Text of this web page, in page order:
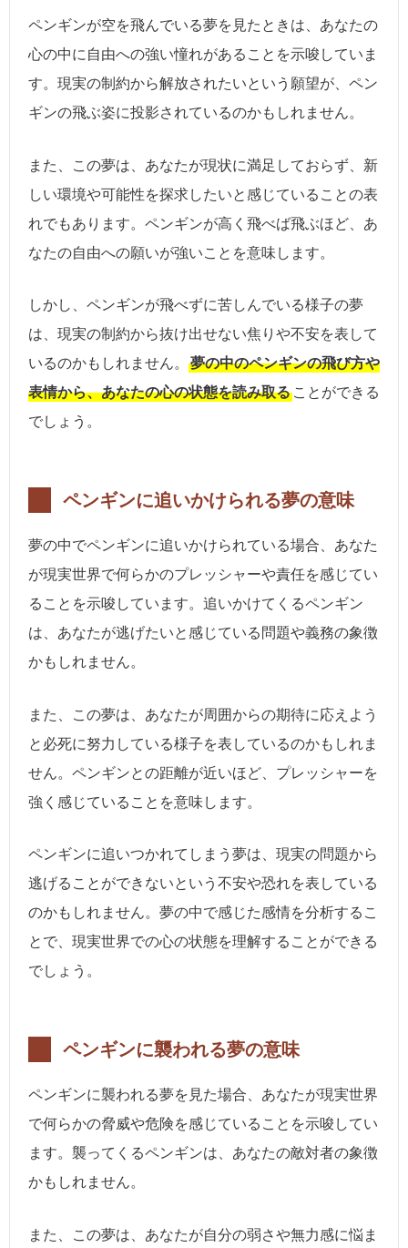
ペンギンが空を飛んでいる夢を見たときは、あなたの
心の中に自由への強い憧れがあることを示唆していま
す。現実の制約から解放されたいという願望が、ペン
ギンの飛ぶ姿に投影されているのかもしれません。
また、この夢は、あなたが現状に満足しておらず、新
しい環境や可能性を探求したいと感じていることの表
れでもあります。ペンギンが高く飛べば飛ぶほど、あ
なたの自由への願いが強いことを意味します。
しかし、ペンギンが飛べずに苦しんでいる様子の夢
は、現実の制約から抜け出せない焦りや不安を表して
いるのかもしれません。
夢の中のペンギンの飛び方や
表情から、あなたの心の状態を読み取る ことができる
でしょう。
ペンギンに追いかけられる夢の意味
夢の中でペンギンに追いかけられている場合、あなた
が現実世界で何らかのプレッシャーや責任を感じてい
ることを示唆しています。追いかけてくるペンギン
は、あなたが逃げたいと感じている問題や義務の象徴
かもしれません。
また、この夢は、あなたが周囲からの期待に応えよう
と必死に努力している様子を表しているのかもしれま
せん。ペンギンとの距離が近いほど、プレッシャーを
強く感じていることを意味します。
ペンギンに追いつかれてしまう夢は、現実の問題から
逃げることができないという不安や恐れを表している
のかもしれません。夢の中で感じた感情を分析するこ
とで、現実世界での心の状態を理解することができる
でしょう。
ペンギンに襲われる夢の意味
ペンギンに襲われる夢を見た場合、あなたが現実世界
で何らかの脅威や危険を感じていることを示唆してい
ます。襲ってくるペンギンは、あなたの敵対者の象徴
かもしれません。
また、この夢は、あなたが自分の弱さや無力感に悩ま